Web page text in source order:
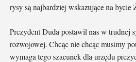
rysy są najbardziej wskazujące na bycie
Prezydent Duda postawił nas w trudnej
rozwojowej. Chcąc nie chcąc musimy
wymaga tego szacunek dla urzędu